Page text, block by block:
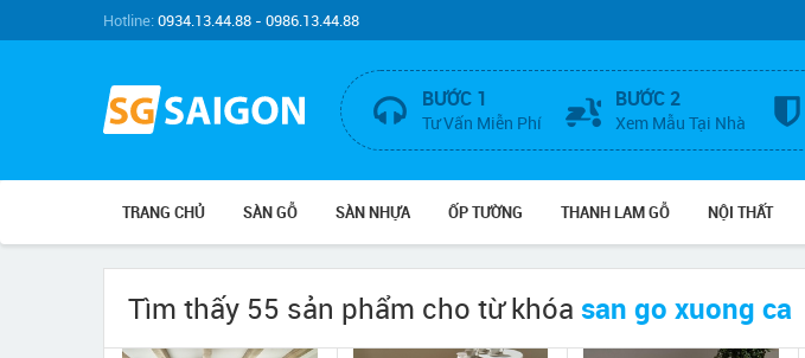
Hotline:0934.13.44.88 - 0986.13.44.88
BƯỚC 1
Tư Vấn Miễn Phí
BƯỚC 2
Xem Mẫu Tại Nhà
TRANG CHỦ SÀN GỖ SÀN NHỰA ỐP TƯỜNG THANH LAM GỖ NỘI THẤT
Tìm thấy 55 sản phẩm cho từ khóa san go xuong ca